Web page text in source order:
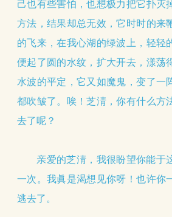
己也有些害怕，也想极力把它扑灭
方法，结果却总无效，它时时的来
的飞来，在我心湖的绿波上，轻轻
便起了圆的水纹，扩大开去，漾荡
水波的平定，它又如魔鬼，变了一
都吹皱了。唉！芝淸，你有什么方
去了呢？
亲爱的芝淸，我很盼望你能于
一次。我眞是渴想见你呀！也许你
逃去了。